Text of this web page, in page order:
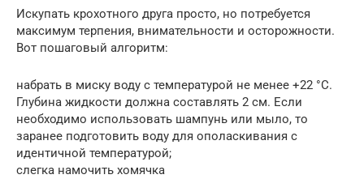
Искупать крохотного друга просто, но потребуется
максимум терпения, внимательности и осторожности.
Вот пошаговый алгоритм:
набрать в миску воду с температурой не менее +22 °C.
Глубина жидкости должна составлять 2 см. Если
необходимо использовать шампунь или мыло, то
заранее подготовить воду для ополаскивания с
идентичной температурой;
слегка намочить хомячка